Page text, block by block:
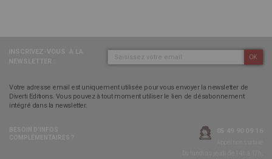
OK
Votre adresse email est uniquement utilisée pour vous envoyer la newsletter de
Diverti Editions. Vous pouvez à tout moment utiliser le lien de désabonnement
intégré dans la newsletter.